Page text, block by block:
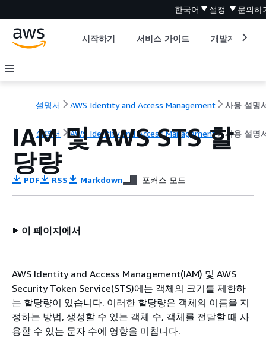
한국어 설정 문의하
시작하기 서비스 가이드 개발자 도구
설명서 AWS Identity and Access Management 사용 설명
설명서 AWS Identity and Access Management 사용 설명
IAM 및 AWS STS 할
당량
PDF RSS Markdown 포커스 모드
이 페이지에서
AWS Identity and Access Management(IAM) 및 AWS
Security Token Service(STS)에는 객체의 크기를 제한하
는 할당량이 있습니다. 이러한 할당량은 객체의 이름을 지
정하는 방법, 생성할 수 있는 객체 수, 객체를 전달할 때 사
용할 수 있는 문자 수에 영향을 미칩니다.